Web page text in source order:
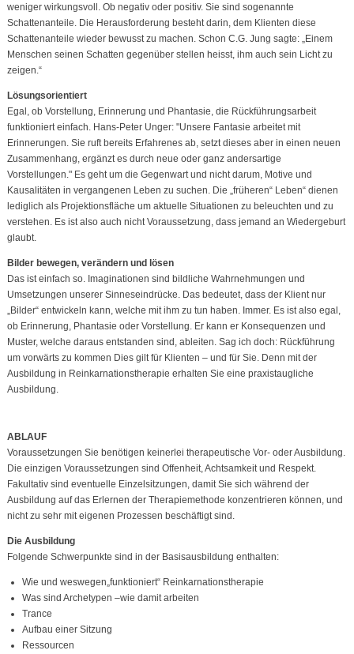
weniger wirkungsvoll. Ob negativ oder positiv. Sie sind sogenannte
Schattenanteile. Die Herausforderung besteht darin, dem Klienten diese
Schattenanteile wieder bewusst zu machen. Schon C.G. Jung sagte: „Einem
Menschen seinen Schatten gegenüber stellen heisst, ihm auch sein Licht zu
zeigen.“
Lösungsorientiert
Egal, ob Vorstellung, Erinnerung und Phantasie, die Rückführungsarbeit
funktioniert einfach. Hans-Peter Unger: "Unsere Fantasie arbeitet mit
Erinnerungen. Sie ruft bereits Erfahrenes ab, setzt dieses aber in einen neuen
Zusammenhang, ergänzt es durch neue oder ganz andersartige
Vorstellungen." Es geht um die Gegenwart und nicht darum, Motive und
Kausalitäten in vergangenen Leben zu suchen. Die „früheren“ Leben“ dienen
lediglich als Projektionsfläche um aktuelle Situationen zu beleuchten und zu
verstehen. Es ist also auch nicht Voraussetzung, dass jemand an Wiedergeburt
glaubt.
Bilder bewegen, verändern und lösen
Das ist einfach so. Imaginationen sind bildliche Wahrnehmungen und
Umsetzungen unserer Sinneseindrücke. Das bedeutet, dass der Klient nur
„Bilder“ entwickeln kann, welche mit ihm zu tun haben. Immer. Es ist also egal,
ob Erinnerung, Phantasie oder Vorstellung. Er kann er Konsequenzen und
Muster, welche daraus entstanden sind, ableiten. Sag ich doch: Rückführung
um vorwärts zu kommen Dies gilt für Klienten – und für Sie. Denn mit der
Ausbildung in Reinkarnationstherapie erhalten Sie eine praxistaugliche
Ausbildung.
ABLAUF
Voraussetzungen Sie benötigen keinerlei therapeutische Vor- oder Ausbildung.
Die einzigen Voraussetzungen sind Offenheit, Achtsamkeit und Respekt.
Fakultativ sind eventuelle Einzelsitzungen, damit Sie sich während der
Ausbildung auf das Erlernen der Therapiemethode konzentrieren können, und
nicht zu sehr mit eigenen Prozessen beschäftigt sind.
Die Ausbildung
Folgende Schwerpunkte sind in der Basisausbildung enthalten:
Wie und weswegen„funktioniert“ Reinkarnationstherapie
Was sind Archetypen –wie damit arbeiten
Trance
Aufbau einer Sitzung
Ressourcen